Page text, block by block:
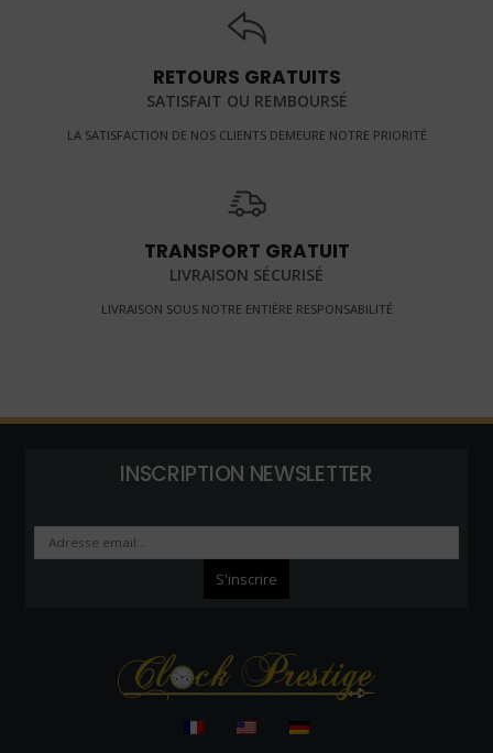
RETOURS GRATUITS
SATISFAIT OU REMBOURSÉ
LA SATISFACTION DE NOS CLIENTS DEMEURE NOTRE PRIORITÉ
TRANSPORT GRATUIT
LIVRAISON SÉCURISÉ
LIVRAISON SOUS NOTRE ENTIÈRE RESPONSABILITÉ
INSCRIPTION NEWSLETTER